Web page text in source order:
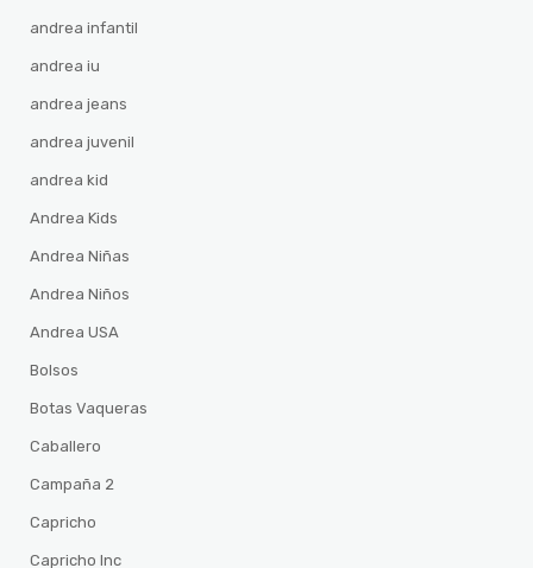
andrea infantil
andrea iu
andrea jeans
andrea juvenil
andrea kid
Andrea Kids
Andrea Niñas
Andrea Niños
Andrea USA
Bolsos
Botas Vaqueras
Caballero
Campaña 2
Capricho
Capricho Inc